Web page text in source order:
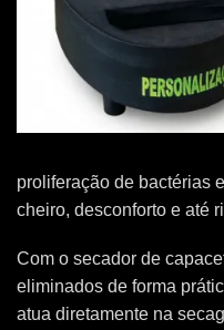
proliferação de bactérias
cheiro, desconforto e até
Com o secador de
eliminados de forma
atua diretamente na